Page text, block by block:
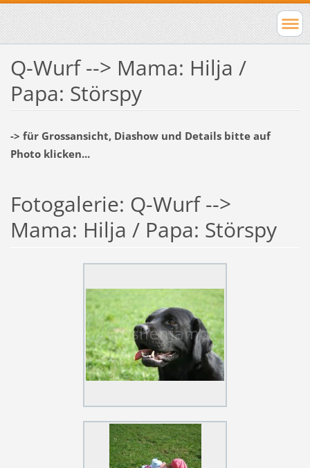
Q-Wurf --> Mama: Hilja /
Papa: Störspy
-> für Grossansicht, Diashow und Details bitte auf
Photo klicken...
Fotogalerie: Q-Wurf -->
Mama: Hilja / Papa: Störspy